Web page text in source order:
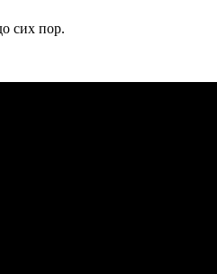
сих пор.